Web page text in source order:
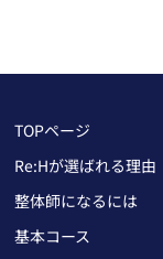
TOPページ
Re:Hが選ばれる理由
整体師になるには
基本コース